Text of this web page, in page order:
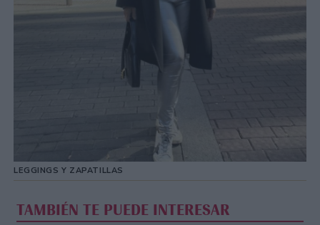
LEGGINGS Y ZAPATILLAS
TAMBIÉN TE PUEDE INTERESAR